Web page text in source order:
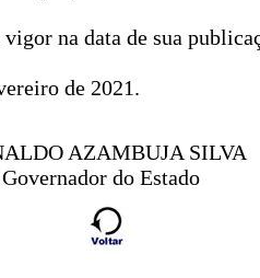
na data de sua
de 2021.
AZAMBUJA SILVA
Governador do Estado